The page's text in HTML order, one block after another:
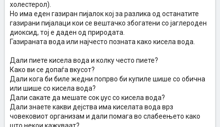
холестерол).
Но има еден газиран пијалок кој за разлика од останатите
газирани пијалаци кои се вештачко збогатени со јаглероден
диоксид, тој е даден од природата.
Газираната вода или најчесто позната како кисела вода.
Дали пиете кисела вода и колку често пиете?
Како ви се допаѓа вкусот?
Дали кога би биле жедни попрво би купиле шише со обична
или шише со кисела вода?
Дали сакате да мешате сок џус со кисела вода?
Дали знаете какви дејства има киселата вода врз
човековиот организам и дали помага во слабеењето како